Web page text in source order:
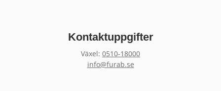
Kontaktuppgifter
Växel: 0510-18000
info@furab.se